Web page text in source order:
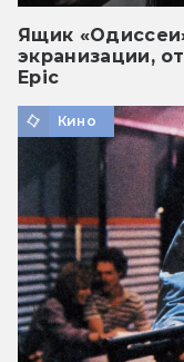
Ящик
экранизации,
Epic
Кино